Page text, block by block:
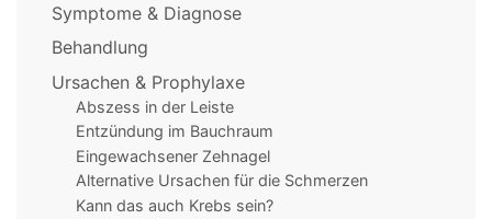
Symptome & Diagnose
Behandlung
Ursachen & Prophylaxe
Abszess in der Leiste
Entzündung im Bauchraum
Eingewachsener Zehnagel
Alternative Ursachen für die Schmerzen
Kann das auch Krebs sein?